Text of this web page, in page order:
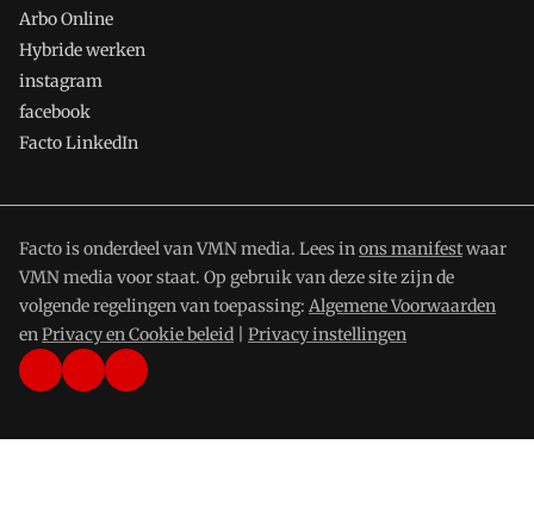
Arbo Online
Hybride werken
instagram
facebook
Facto LinkedIn
Facto is onderdeel van VMN media. Lees inons manifestwaar
VMN media voor staat. Op gebruik van deze site zijn de
volgende regelingen van toepassing: Algemene Voorwaarden
enPrivacy en Cookie beleid Privacy instellingen